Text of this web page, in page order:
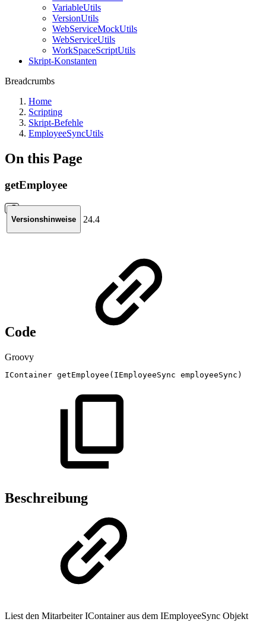
VariableUtils
VersionUtils
WebServiceMockUtils
WebServiceUtils
WorkSpaceScriptUtils
Skript-Konstanten
Breadcrumbs
Home
Scripting
Skript-Befehle
EmployeeSyncUtils
On this Page
getEmployee
Versionshinweise 24.4
Code
Groovy
IContainer getEmployee ( IEmployeeSync employeeSync )
Beschreibung
Liest den Mitarbeiter IContainer aus dem IEmployeeSync Objekt